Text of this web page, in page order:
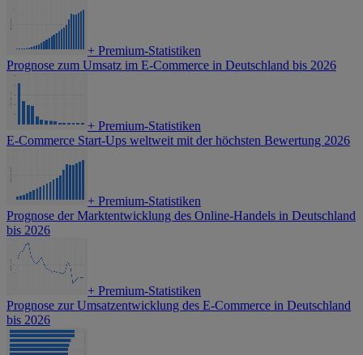
+ Premium-Statistiken
Prognose zum Umsatz im E-Commerce in Deutschland bis 2026
+ Premium-Statistiken
E-Commerce Start-Ups weltweit mit der höchsten Bewertung 2026
+ Premium-Statistiken
Prognose der Marktentwicklung des Online-Handels in Deutschland
bis 2026
+ Premium-Statistiken
Prognose zur Umsatzentwicklung des E-Commerce in Deutschland
bis 2026